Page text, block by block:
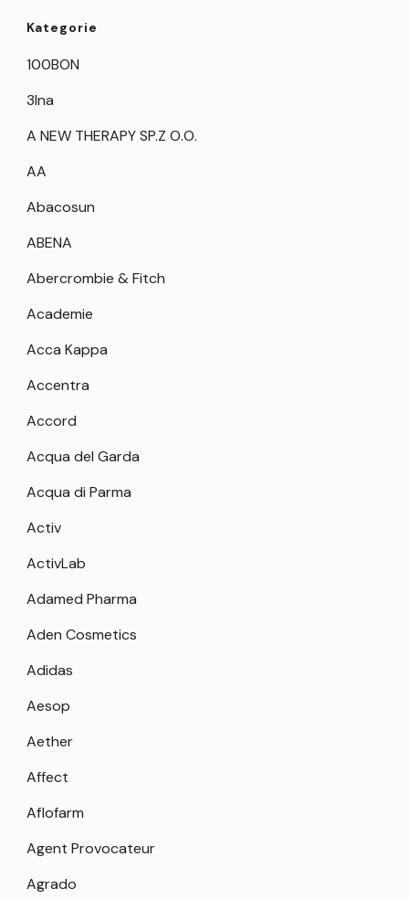
Kategorie
100BON
3Ina
A NEW THERAPY SP.Z O.O.
AA
Abacosun
ABENA
Abercrombie & Fitch
Academie
Acca Kappa
Accentra
Accord
Acqua del Garda
Acqua di Parma
Activ
ActivLab
Adamed Pharma
Aden Cosmetics
Adidas
Aesop
Aether
Affect
Aflofarm
Agent Provocateur
Agrado